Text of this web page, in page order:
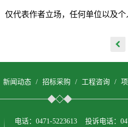
仅代表作者立场，任何单位以及个
新闻动态 / 招标采购 / 工程咨询 /
电话：0471-5223613 投诉电话：